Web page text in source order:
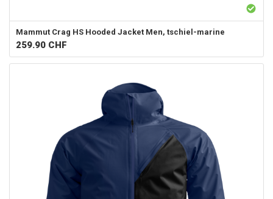
Mammut Crag HS Hooded Jacket Men, tschiel-marine
259.90 CHF